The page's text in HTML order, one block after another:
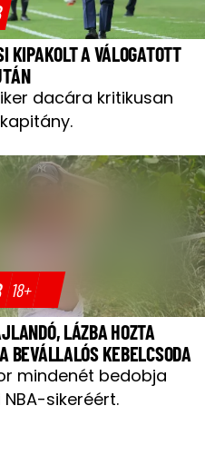
KIPAKOLT A VÁLOGATOTT
dacára kritikusan
18+
LÁZBA HOZTA
BEVÁLLALÓS KEBELCSODA
mindenét bedobja
sikeréért.